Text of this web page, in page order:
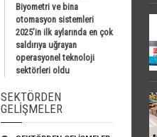
Biyometri ve bina
otomasyon sistemleri
2025’in ilk aylarında en çok
saldırıya uğrayan
operasyonel teknoloji
sektörleri oldu
SEKTÖRDEN
GELIŞMELER